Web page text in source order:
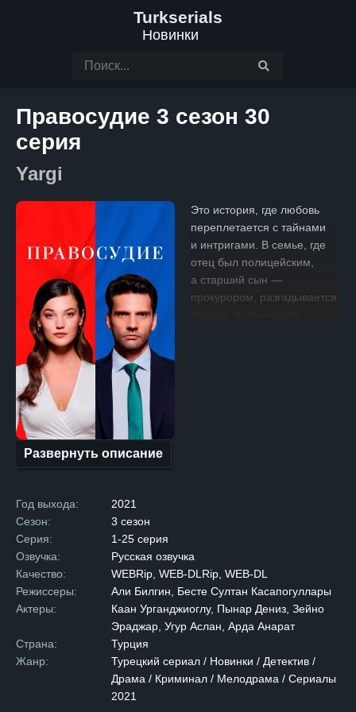
Turkserials
Новинки
Правосудие 3 сезон 30
серия
Yargi
Это история, где любовь
переплетается с тайнами
и интригами. В семье, где
отец был полицейским,
а старший сын —
прокурором, разгадывается
расследование, где
с каждым шагом рождается
не только симпатия,
но и настоящая любовь,
которую им предстоит
ними стоит нелегкий выбор:
следовать закону
Развернуть описание
Год выхода:
2021
Сезон:
3 сезон
Серия:
1-25 серия
Озвучка:
Русская озвучка
Качество:
WEBRip, WEB-DLRip, WEB-DL
Режиссеры:
Али Билгин, Бесте Султан Касапогуллары
Актеры:
Каан Урганджиоглу, Пынар Дениз, Зейно
Эраджар, Угур Аслан, Арда Анарат
Страна:
Турция
Жанр:
Турецкий сериал / Новинки / Детектив /
Драма / Криминал / Мелодрама / Сериалы
2021